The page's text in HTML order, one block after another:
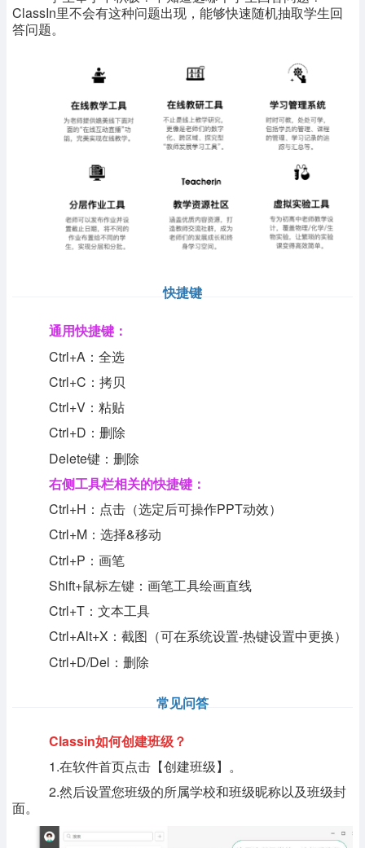
ClassIn里不会有这种问题出现，能够快速随机抽取学生回
答问题。
快捷键
通用快捷键：
Ctrl+A：全选
Ctrl+C：拷贝
Ctrl+V：粘贴
Ctrl+D：删除
Delete键：删除
右侧工具栏相关的快捷键：
Ctrl+H：点击（选定后可操作PPT动效）
Ctrl+M：选择&移动
Ctrl+P：画笔
Shift+鼠标左键：画笔工具绘画直线
Ctrl+T：文本工具
Ctrl+Alt+X：截图（可在系统设置-热键设置中更换）
Ctrl+D/Del：删除
常见问答
Classin如何创建班级？
1.在软件首页点击【创建班级】。
2.然后设置您班级的所属学校和班级昵称以及班级封
面。